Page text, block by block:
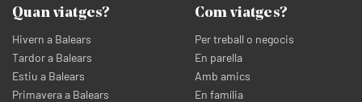
Quan viatges?
Hivern a Balears
Tardor a Balears
Estiu a Balears
Primavera a Balears
Com viatges?
Per treball o negocis
En parella
Amb amics
En família